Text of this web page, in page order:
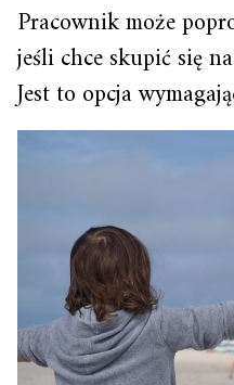
Pracownik może
jeśli chce skupić się
Jest to opcja